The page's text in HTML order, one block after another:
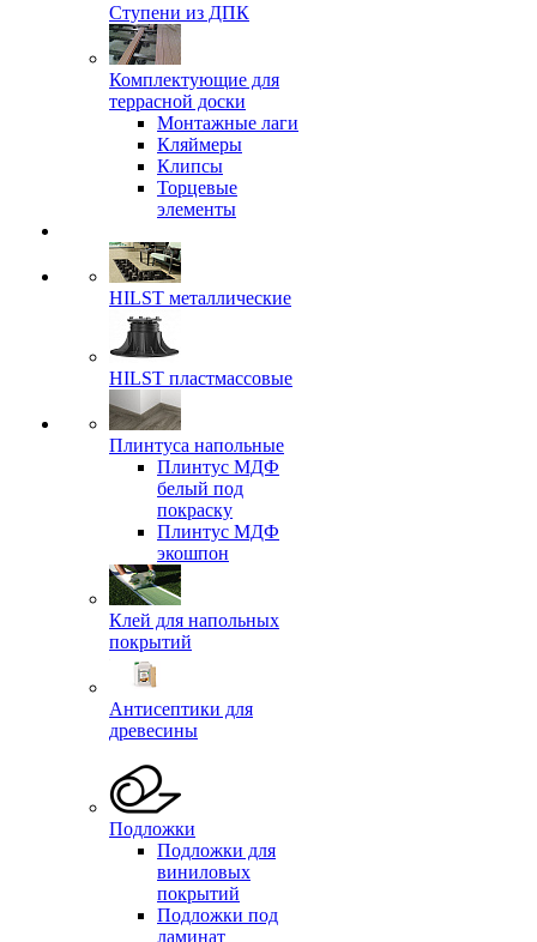
Ступени из ДПК
Комплектующие для
террасной доски
Монтажные лаги
Кляймеры
Клипсы
Торцевые
элементы
HILST металлические
HILST пластмассовые
Плинтуса напольные
Плинтус МДФ
белый под
покраску
Плинтус МДФ
экошпон
Клей для напольных
покрытий
Антисептики для
древесины
Подложки
Подложки для
виниловых
покрытий
Подложки под
ламинат